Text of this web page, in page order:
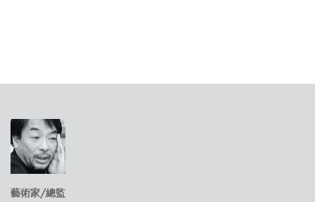
藝術家/總監